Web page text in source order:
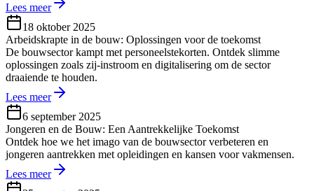
Lees meer
18 oktober 2025
Arbeidskrapte in de bouw: Oplossingen voor de toekomst
De bouwsector kampt met personeelstekorten. Ontdek slimme
oplossingen zoals zij-instroom en digitalisering om de sector
draaiende te houden.
Lees meer
6 september 2025
Jongeren en de Bouw: Een Aantrekkelijke Toekomst
Ontdek hoe we het imago van de bouwsector verbeteren en
jongeren aantrekken met opleidingen en kansen voor vakmensen.
Lees meer